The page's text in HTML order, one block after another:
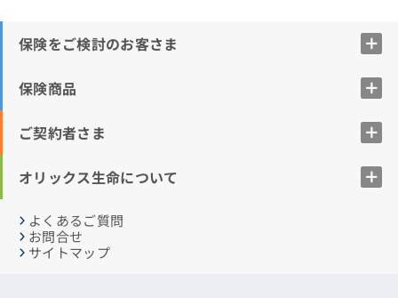
保険をご検討のお客さま
保険商品
ご契約者さま
オリックス生命について
よくあるご質問
お問合せ
サイトマップ